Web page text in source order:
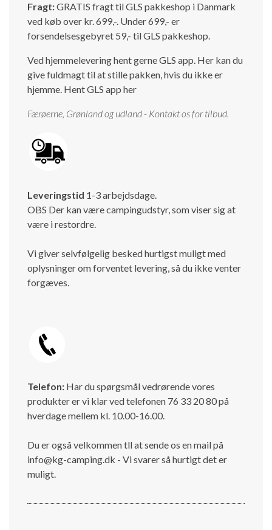
Fragt:GRATIS fragt til GLS pakkeshop i Danmark
ved køb over kr. 699,-. Under 699,- er
forsendelsesgebyret 59,- til GLS pakkeshop.
Ved hjemmelevering hent gerne GLS app. Her kan du
give fuldmagt til at stille pakken, hvis du ikke er
hjemme. Hent GLS app her
Færøerne, Grønland og udland - Kontakt os for tilbud.
Leveringstid 1-3 arbejdsdage.
OBS Der kan være campingudstyr, som viser sig at
være i restordre.
Vi giver selvfølgelig besked hurtigst muligt med
oplysninger om forventet levering, så du ikke venter
forgæves.
Telefon: Har du spørgsmål vedrørende vores
produkter er vi klar ved telefonen 76 33 20 80 på
hverdage mellem kl. 10.00-16.00.
Du er også velkommen tll at sende os en mail på
info@kg-camping.dk - Vi svarer så hurtigt det er
muligt.